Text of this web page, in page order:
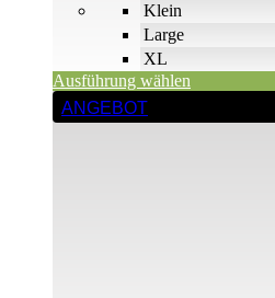
Klein
Large
XL
Ausführung wählen
ANGEBOT